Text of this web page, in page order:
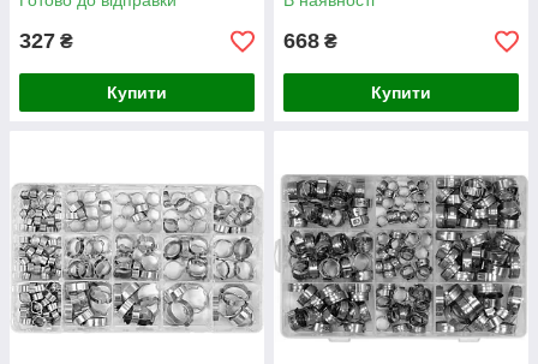
327 ₴
Купити
668 ₴
Купити